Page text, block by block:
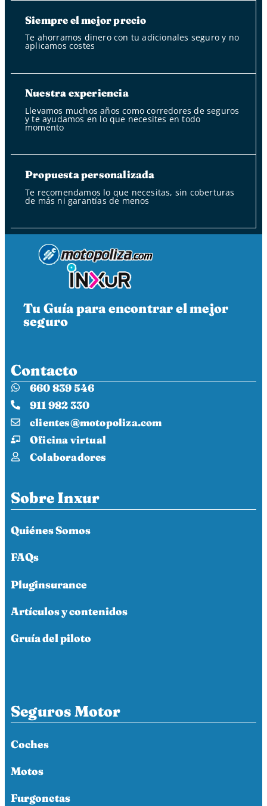
Siempre el mejor precio
Te ahorramos dinero con tu adicionales seguro y no
aplicamos costes
Nuestra experiencia
Llevamos muchos años como corredores de seguros
y te ayudamos en lo que necesites en todo
momento
Propuesta personalizada
Te recomendamos lo que necesitas, sin coberturas
de más ni garantías de menos
Tu Guía para encontrar el mejor
seguro
Contacto
660 839 546
911 982 330
clientes@motopoliza.com
Oficina virtual
Colaboradores
Sobre Inxur
Quiénes Somos
FAQs
Pluginsurance
Artículos y contenidos
Gruía del piloto
Seguros Motor
Coches
Motos
Furgonetas